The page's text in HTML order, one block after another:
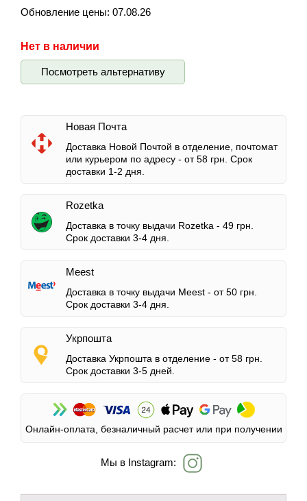
Обновление цены: 07.08.26
Нет в наличии
Посмотреть альтернативу
Новая Почта
Доставка Новой Почтой в отделение, почтомат
или курьером по адресу - от 58 грн. Срок
доставки 1-2 дня.
Rozetka
Доставка в точку выдачи Rozetka - 49 грн.
Срок доставки 3-4 дня.
Meest
Доставка в точку выдачи Meest - от 50 грн.
Срок доставки 3-4 дня.
Укрпошта
Доставка Укрпошта в отделение - от 58 грн.
Срок доставки 3-5 дней.
Онлайн-оплата, безналичный расчет или при получении
Мы в Instagram: